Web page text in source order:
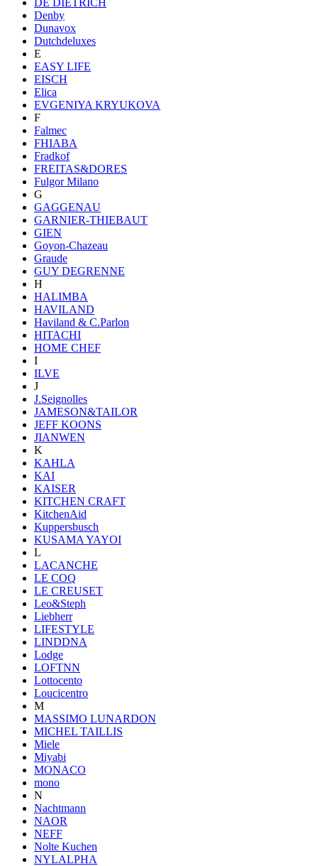
Denby
Dunavox
Dutchdeluxes
E
EASY LIFE
EISCH
Elica
EVGENIYA KRYUKOVA
F
Falmec
FHIABA
Fradkof
FREITAS&DORES
Fulgor Milano
G
GAGGENAU
GARNIER-THIEBAUT
GIEN
Goyon-Chazeau
Graude
GUY DEGRENNE
H
HALIMBA
HAVILAND
Haviland & C.Parlon
HITACHI
HOME CHEF
I
ILVE
J
J.Seignolles
JAMESON&TAILOR
JEFF KOONS
JIANWEN
K
KAHLA
KAI
KAISER
KITCHEN CRAFT
KitchenAid
Kuppersbusch
KUSAMA YAYOI
L
LACANCHE
LE COQ
LE CREUSET
Leo&Steph
Liebherr
LIFESTYLE
LINDDNA
Lodge
LOFTNN
Lottocento
Loucicentro
M
MASSIMO LUNARDON
MICHEL TAILLIS
Miele
Miyabi
MONACO
mono
N
Nachtmann
NAOR
NEFF
Nolte Kuchen
NYLALPHA